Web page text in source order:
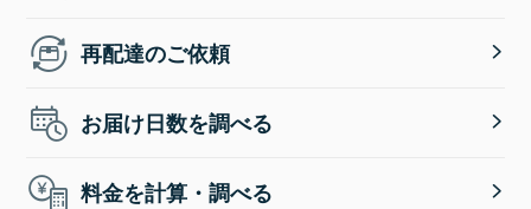
再配達のご依頼
お届け日数を調べる
料金を計算・調べる